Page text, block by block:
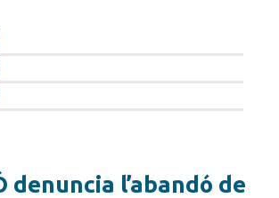
denuncia l’abandó de